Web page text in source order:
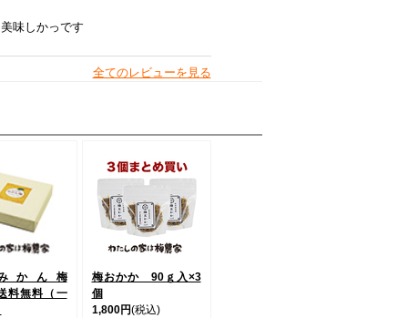
味しかっです
全てのレビューを見る
かん梅
料無料（一
梅おかか 90ｇ入×3
個
1,800円(税込)